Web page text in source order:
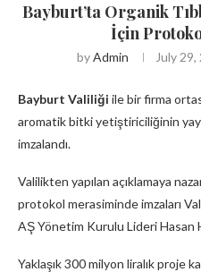
Bayburt’ta Organik
İçin
byAdmin July 29,
Bayburt Valiliği ile bir firma
aromatik bitki yetiştiriciliğinin
imzalandı.
Valilikten yapılan açıklamaya
protokol merasiminde imzaları
AŞ Yönetim Kurulu Lideri Hasan
Yaklaşık 300 milyon liralık proje